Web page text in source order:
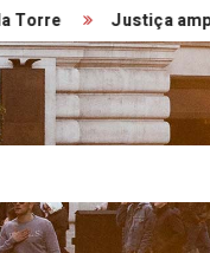
Justiça amplia